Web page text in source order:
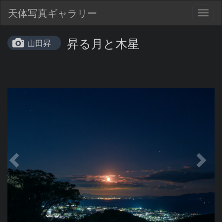
天体写真ギャラリー
山田昇 昇る月と木星